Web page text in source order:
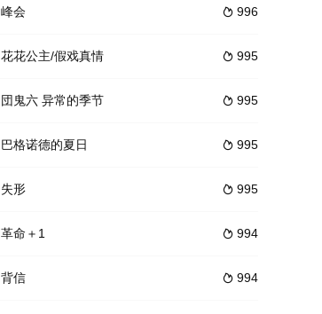
还有架望远镜，原来用
苦？为什么这么该死的努力？;Misong，一个负
顿从不甘于被困于框框内。在《黑色芳心》里她演的律师
 996
峰会
 995
花花公主/假戏真情
 995
団鬼六 异常的季节
 995
巴格诺德的夏日
 995
失形
 994
革命＋1
 994
背信